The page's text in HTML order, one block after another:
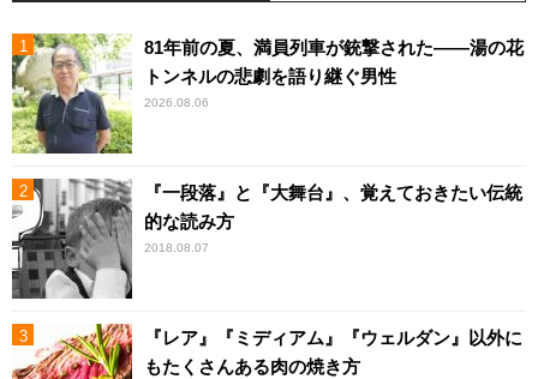
81年前の夏、満員列車が銃撃された――湯の花
トンネルの悲劇を語り継ぐ男性
2026.08.06
『一段落』と『大舞台』、覚えておきたい伝統
的な読み方
2018.08.07
『レア』『ミディアム』『ウェルダン』以外に
もたくさんある肉の焼き方